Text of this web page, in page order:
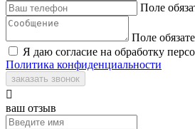
Поле
Поле
Я даю согласие на обработку
Политика конфиденциальности
заказать звонок

ваш отзыв